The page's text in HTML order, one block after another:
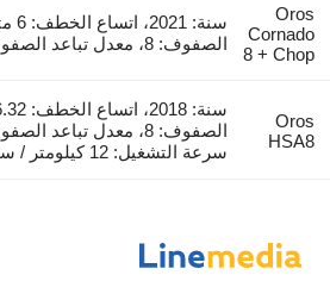
Oros
Cornado
8 + Chop
سنة:
الصفوف: 8، معدل تباعد الصفوف: 750 ملم
Oros
HSA8
سرعة التشغيل: 12 كيلومتر / ساعة